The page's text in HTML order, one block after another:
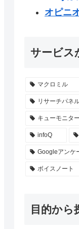
オピニ
サービス
マクロミル
リサーチパネ
キューモニター
infoQ
Googleアンケ
ボイスノート
目的から